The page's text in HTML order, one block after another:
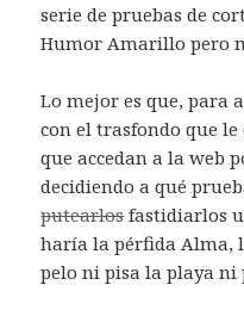
serie de pruebas de
Humor Amarillo pero
Lo mejor es que, para
con el trasfondo que
que accedan a la web
decidiendo a qué
putearlosfastidiarlos
haría la pérfida Alma,
pelo ni pisa la playa